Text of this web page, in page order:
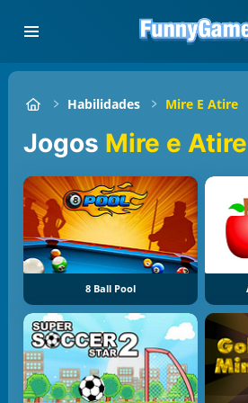
Habilidades Mire E Atire
Jogos Mire e Atire
8 Ball Pool